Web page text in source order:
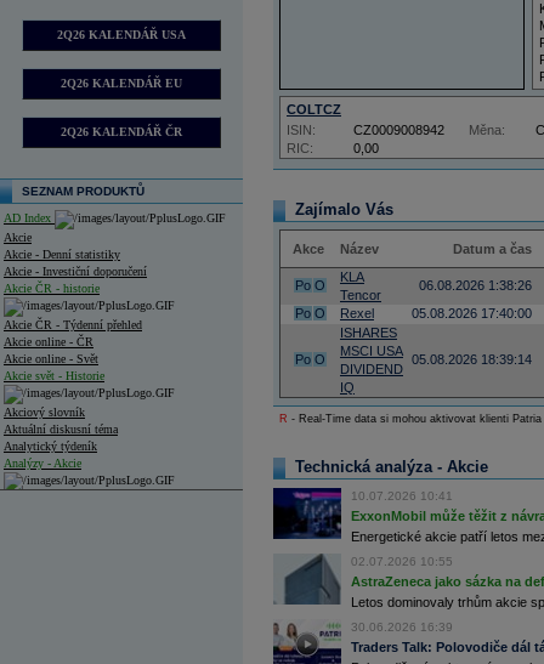
2Q26 KALENDÁŘ USA
2Q26 KALENDÁŘ EU
2Q26 KALENDÁŘ ČR
SEZNAM PRODUKTŮ
AD Index
Akcie
Akcie - Denní statistiky
Akcie - Investiční doporučení
Akcie ČR - historie
Akcie ČR - Týdenní přehled
Akcie online - ČR
Akcie online - Svět
Akcie svět - Historie
Akciový slovník
Aktuální diskusní téma
Analytický týdeník
Analýzy - Akcie
COLTCZ
RIC: 0,00
ISIN: CZ0009008942 Měna:
Zajímalo Vás
Akce Název Datum a čas
Po O
KLA
Tencor
06.08.2026 1:38:26
Po O Rexel 05.08.2026 17:40:00
Po O
ISHARES
MSCI USA
DIVIDEND
IQ
05.08.2026 18:39:14
R - Real-Time data si mohou aktivovat klienti
Technická analýza - Akcie
10.07.2026 10:41
ExxonMobil může těžit z
Energetické akcie patří letos
02.07.2026 10:55
AstraZeneca jako sázka na
Letos dominovaly trhům akcie
30.06.2026 16:39
Traders Talk: Polovodiče dál